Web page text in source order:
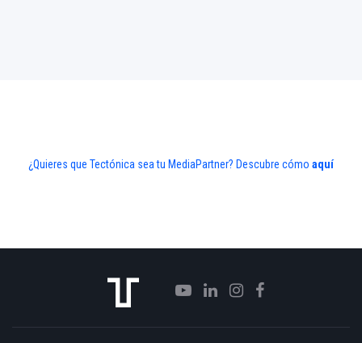
¿Quieres que Tectónica sea tu MediaPartner? Descubre cómo aquí